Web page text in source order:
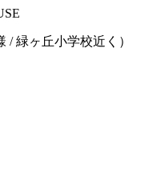
/ 緑ヶ丘小学校近く）